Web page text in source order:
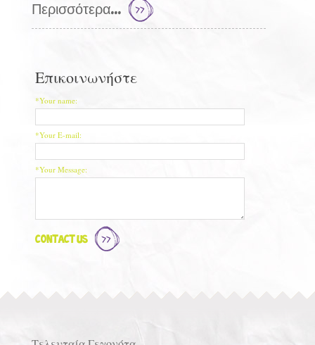
Περισσότερα...
Επικοινωνήστε
*Your name:
*Your E-mail:
*Your Message:
Contact Us